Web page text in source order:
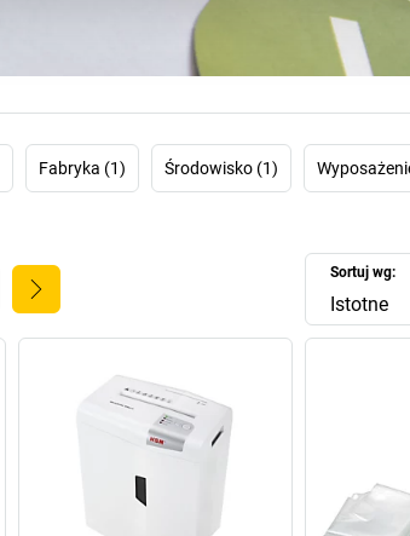
dostosowane do indywidualnych potrzeb: czy to
IT czy profesjonalnego niszczenia akt.
rozwiązania, żeby rozdrobnić papier,
Management Control System zużyją
dokumentów 90% energii mniej względem
minuty po zakończeniu pracyniszczarka
przełączy się w tryb oszczędności energii,
nie pobiera prądu przez noc ani przez weekend.
w bezpieczeństwo Państwa danych. Wtedy
bezwzględnie odłożyć ten temat ad acta.
Fabryka (1) Środowisko (1)
Sortuj wg:
Istotne